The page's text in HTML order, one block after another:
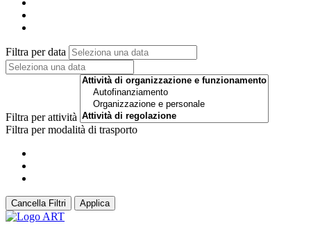
Filtra per data
Filtra per attività
Filtra per modalità di trasporto
Cancella Filtri Applica